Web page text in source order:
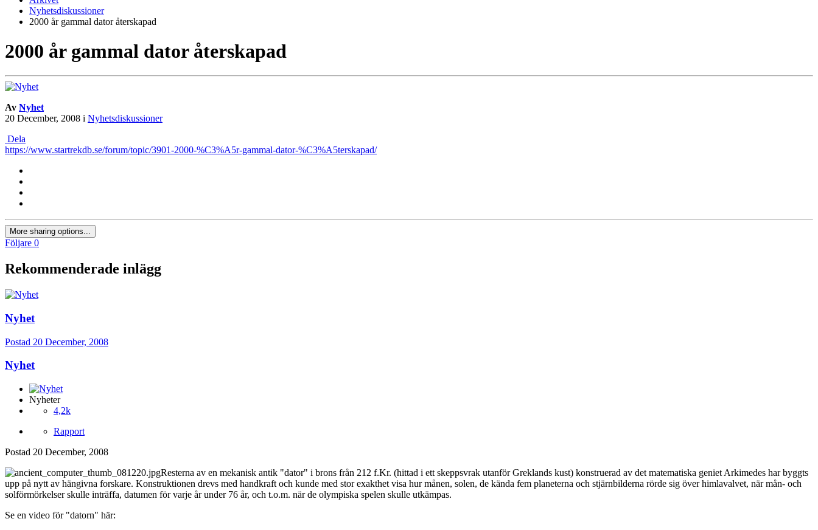
Nyhetsdiskussioner
2000 år gammal dator återskapad
2000 år gammal dator återskapad
Av Nyhet
20 December, 2008 i Nyhetsdiskussioner
Dela
https://www.startrekdb.se/forum/topic/3901-2000-%C3%A5r-gammal-dator-%C3%A5terskapad/
More sharing options...
Följare 0
Rekommenderade inlägg
Nyhet
Postad 20 December, 2008
Nyhet
Nyheter
4,2k
Rapport
Postad 20 December, 2008
Resterna av en mekanisk antik "dator" i brons från 212 f.Kr. (hittad i ett skeppsvrak utanför Greklands kust) konstruerad av det matematiska geniet Arkimedes har byggts
upp på nytt av hängivna forskare. Konstruktionen drevs med handkraft och kunde med stor exakthet visa hur månen, solen, de kända fem planeterna och stjärnbilderna rörde sig över himlavalvet, när mån- och
solförmörkelser skulle inträffa, datumen för varje år under 76 år, och t.o.m. när de olympiska spelen skulle utkämpas.
Se en video för "datorn" här: